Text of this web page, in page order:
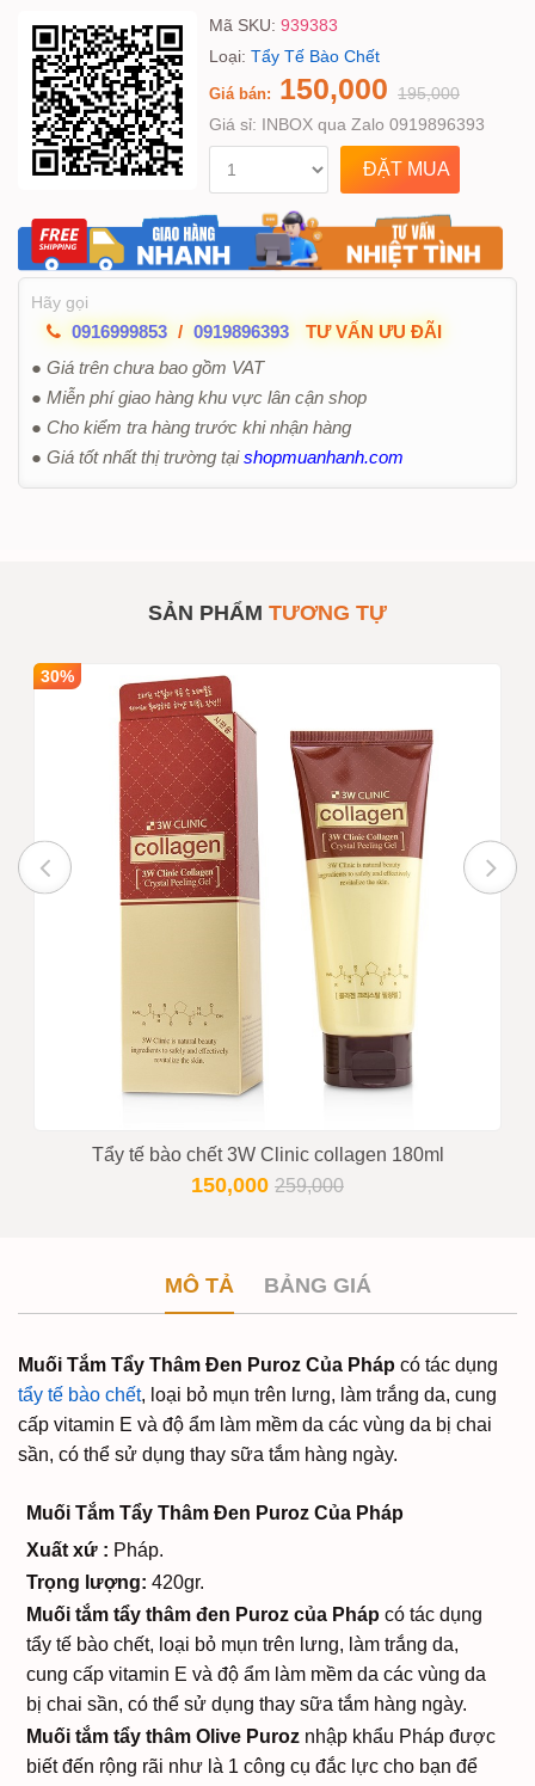
Mã SKU: 939383
Loại: Tẩy Tế Bào Chết
Giá bán: 150,000 195,000
Giá sỉ: INBOX qua Zalo 0919896393
Hãy gọi
0916999853 / 0919896393
TƯ VẤN ƯU ĐÃI
● Giá trên chưa bao gồm VAT
● Miễn phí giao hàng khu vực lân cận shop
● Cho kiểm tra hàng trước khi nhận hàng
● Giá tốt nhất thị trường tạishopmuanhanh.com
SẢN PHẨM TƯƠNG TỰ
30%
Tẩy tế bào chết 3W Clinic collagen 180ml
150,000 259,000
MÔ TẢ BẢNG GIÁ
Muối Tắm Tẩy Thâm Đen Puroz Của Pháp có tác dụng
tẩy tế bào chết, loại bỏ mụn trên lưng, làm trắng da, cung
cấp vitamin E và độ ẩm làm mềm da các vùng da bị chai
sần, có thể sử dụng thay sữa tắm hàng ngày.
Muối Tắm Tẩy Thâm Đen Puroz Của Pháp
Xuất xứ : Pháp.
Trọng lượng: 420gr.
Muối tắm tẩy thâm đen Puroz của Pháp có tác dụng
tẩy tế bào chết, loại bỏ mụn trên lưng, làm trắng da,
cung cấp vitamin E và độ ẩm làm mềm da các vùng da
bị chai sần, có thể sử dụng thay sữa tắm hàng ngày.
Muối tắm tẩy thâm Olive Puroz nhập khẩu Pháp được
biết đến rộng rãi như là 1 công cụ đắc lực cho bạn để